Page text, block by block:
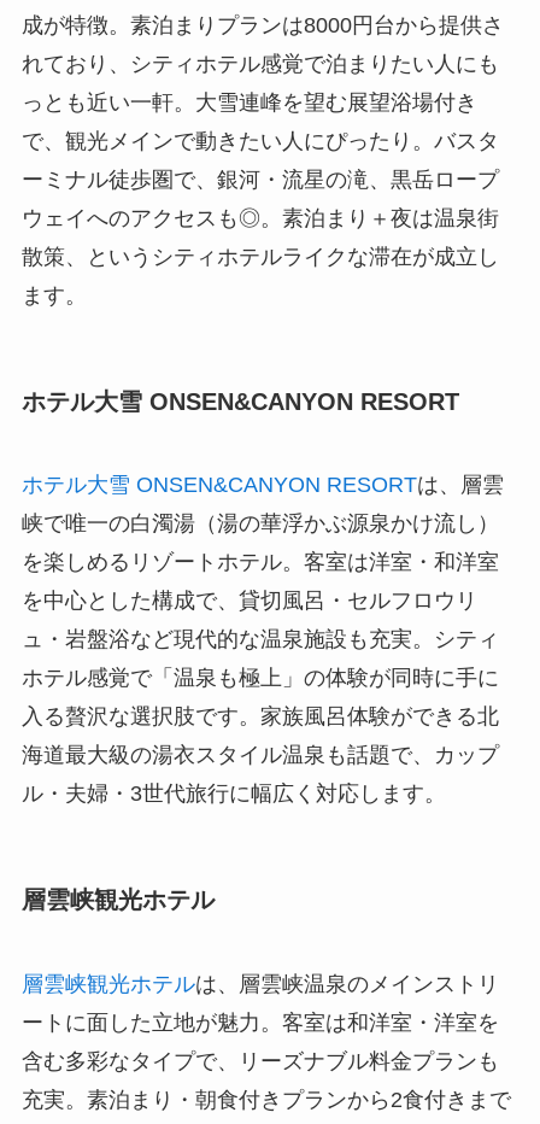
成が特徴。素泊まりプランは8000円台から提供さ
れており、シティホテル感覚で泊まりたい人にも
っとも近い一軒。大雪連峰を望む展望浴場付き
で、観光メインで動きたい人にぴったり。バスタ
ーミナル徒歩圏で、銀河・流星の滝、黒岳ロープ
ウェイへのアクセスも◎。素泊まり＋夜は温泉街
散策、というシティホテルライクな滞在が成立し
ます。
ホテル大雪 ONSEN&CANYON RESORT
ホテル大雪 ONSEN&CANYON RESORTは、層雲
峡で唯一の白濁湯（湯の華浮かぶ源泉かけ流し）
を楽しめるリゾートホテル。客室は洋室・和洋室
を中心とした構成で、貸切風呂・セルフロウリ
ュ・岩盤浴など現代的な温泉施設も充実。シティ
ホテル感覚で「温泉も極上」の体験が同時に手に
入る贅沢な選択肢です。家族風呂体験ができる北
海道最大級の湯衣スタイル温泉も話題で、カップ
ル・夫婦・3世代旅行に幅広く対応します。
層雲峡観光ホテル
層雲峡観光ホテルは、層雲峡温泉のメインストリ
ートに面した立地が魅力。客室は和洋室・洋室を
含む多彩なタイプで、リーズナブル料金プランも
充実。素泊まり・朝食付きプランから2食付きまで